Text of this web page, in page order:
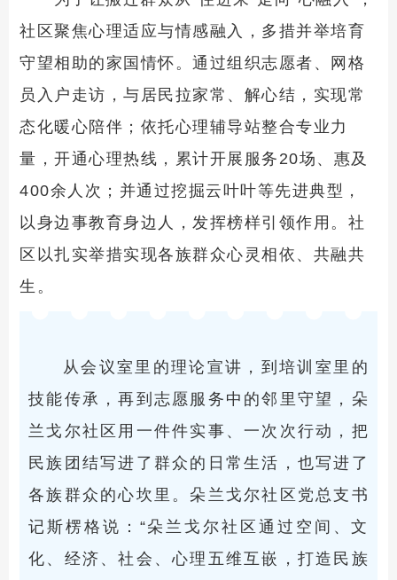
社区聚焦心理适应与情感融入，多措并举培育
守望相助的家国情怀。通过组织志愿者、网格
员入户走访，与居民拉家常、解心结，实现常
态化暖心陪伴；依托心理辅导站整合专业力
量，开通心理热线，累计开展服务20场、惠及
400余人次；并通过挖掘云叶叶等先进典型，
以身边事教育身边人，发挥榜样引领作用。社
区以扎实举措实现各族群众心灵相依、共融共
生。
从会议室里的理论宣讲，到培训室里的
技能传承，再到志愿服务中的邻里守望，朵
兰戈尔社区用一件件实事、一次次行动，把
民族团结写进了群众的日常生活，也写进了
各族群众的心坎里。朵兰戈尔社区党总支书
记斯楞格说：“朵兰戈尔社区通过空间、文
化、经济、社会、心理五维互嵌，打造民族